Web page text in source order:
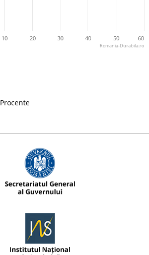
10 20 30 40 50 60
Romania-Durabila.ro
Procente